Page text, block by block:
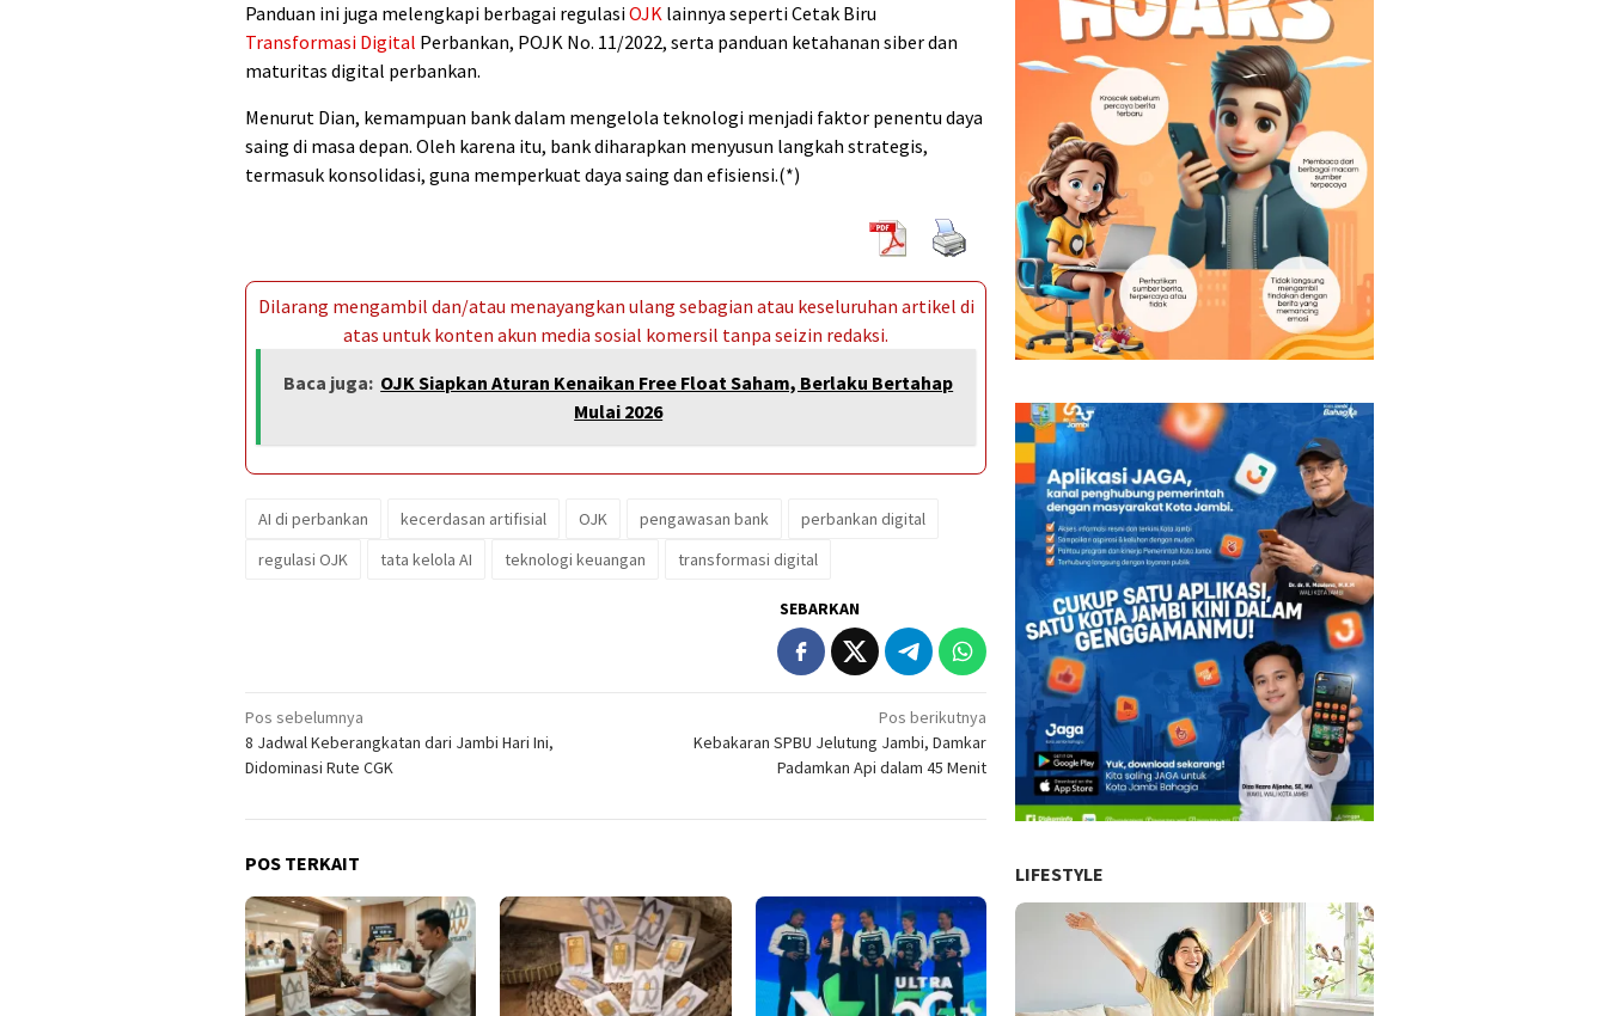
Panduan ini juga melengkapi berbagai regulasiOJK lainnya seperti Cetak Biru
Transformasi Digital Perbankan, POJK No. 11/2022, serta panduan ketahanan siber dan
maturitas digital perbankan.
Menurut Dian, kemampuan bank dalam mengelola teknologi menjadi faktor penentu daya
saing di masa depan. Oleh karena itu, bank diharapkan menyusun langkah strategis,
termasuk konsolidasi, guna memperkuat daya saing dan efisiensi.(*)
Dilarang mengambil dan/atau menayangkan ulang sebagian atau keseluruhan artikel di
atas untuk konten akun media sosial komersil tanpa seizin redaksi.
Baca juga: OJK Siapkan Aturan Kenaikan Free Float Saham, Berlaku Bertahap
Mulai 2026
AI di perbankan kecerdasan artifisial OJK pengawasan bank
perbankan digital
regulasi OJK
tata kelola AI teknologi keuangan transformasi digital
SEBARKAN
Navigasi
pos
Pos sebelumnya
8 Jadwal Keberangkatan dari Jambi Hari Ini,
Didominasi Rute CGK
Pos berikutnya
Kebakaran SPBU Jelutung Jambi, Damkar
Padamkan Api dalam 45 Menit
POS TERKAIT LIFESTYLE